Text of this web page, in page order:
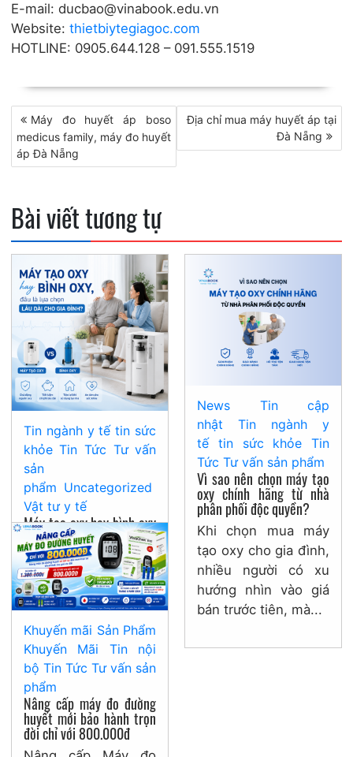
E-mail: ducbao@vinabook.edu.vn
Website: thietbiytegiagoc.com
HOTLINE: 0905.644.128 – 091.555.1519
Điều
hướng
bài
viết
Máy đo huyết áp boso
medicus family, máy đo huyết
áp Đà Nẵng
Địa chỉ mua máy huyết áp tại
Đà Nẵng
Bài viết tương tự
Tin ngành y tế tin sức
khỏe Tin Tức Tư vấn
sản
phẩm Uncategorized
Vật tư y tế
Máy tạo oxy hay bình oxy
đâu là lựa chọn lâu dài
cho gia đình?
Nhiều gia đình phân
vân giữa máy tạo oxy
hay bình oxy khi
người thân cần hỗ
trợ hô hấp tại...
News
Tin cập
nhật
Tin ngành y
tế
tin sức khỏe
Tin
Tức Tư vấn sản phẩm
Vì sao nên chọn máy tạo
oxy chính hãng từ nhà
phân phối độc quyền?
Khi chọn mua máy
tạo oxy cho gia đình,
nhiều người có xu
hướng nhìn vào giá
bán trước tiên, mà...
Khuyến mãi Sản Phẩm
Khuyến Mãi
Tin nội
bộ Tin Tức Tư vấn sản
phẩm
Nâng cấp máy đo đường
huyết mới bảo hành trọn
đời chỉ với 800.000đ